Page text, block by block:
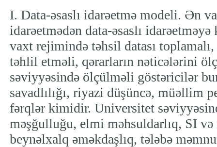
I. Data-əsaslı idarəetmə modeli. Ən
idarəetmədən data-əsaslı
vaxt rejimində təhsil datası
təhlil etməli, qərarların nəticələrini
səviyyəsində ölçülməli göstəricilər
savadlılığı, riyazi düşüncə, müəllim
fərqlər kimidir. Universitet
məşğulluğu, elmi məhsuldarlıq, SI və
beynəlxalq əməkdaşlıq, tələbə